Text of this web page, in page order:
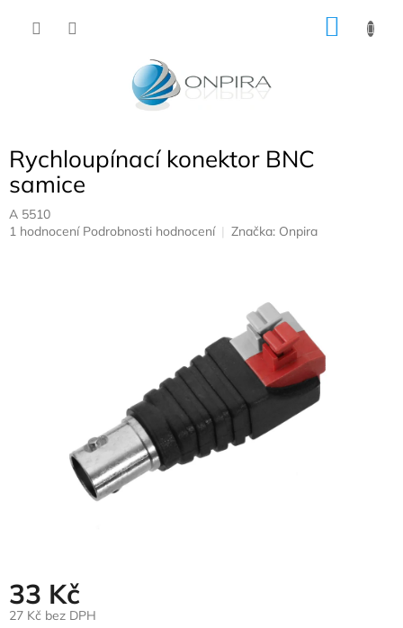
Rychloupínací konektor BNC
samice
A 5510
Průměrné
1 hodnocení Podrobnosti hodnocení Značka: Onpira
33 Kč
27 Kč bez DPH